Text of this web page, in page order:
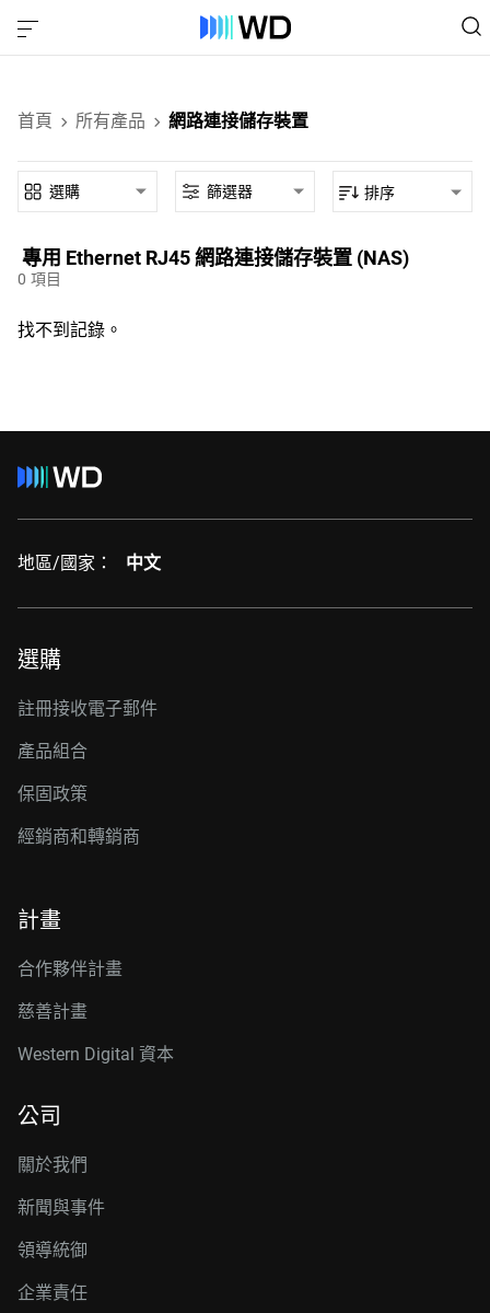
首頁 所有產品 網路連接儲存裝置
專用‎ Ethernet RJ45‎ 網路連接儲存裝置 (NAS)‎
0 項目
選購 篩選器 排序
找不到記錄。
地區/國家： 中文
選購
註冊接收電子郵件
產品組合
保固政策
經銷商和轉銷商
計畫
合作夥伴計畫
慈善計畫
Western Digital 資本
公司
關於我們
新聞與事件
領導統御
企業責任